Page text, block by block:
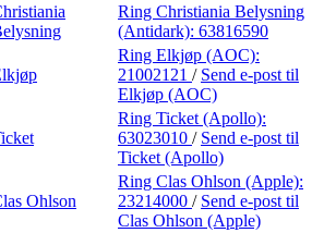
Ring Christiania Belysning
(Antidark): 63816590
Ring Elkjøp (AOC):
21002121 / Send e-post til
Elkjøp (AOC)
Ring Ticket (Apollo):
63023010 / Send e-post til
Ticket (Apollo)
Ohlson
Ring Clas Ohlson (Apple):
23214000 / Send e-post til
Clas Ohlson (Apple)